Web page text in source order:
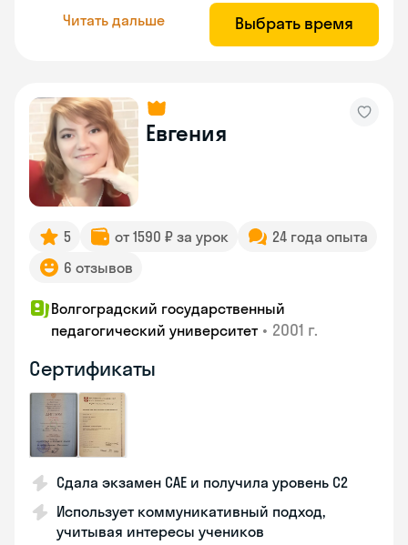
Читать дальше Выбрать время
Евгения
5 от 1590 ₽ за урок
24 года опыта
6 отзывов
Волгоградский государственный
педагогический университет • 2001 г.
Сертификаты
Сдала экзамен CAE и получила уровень С2
Использует коммуникативный подход,
учитывая интересы учеников